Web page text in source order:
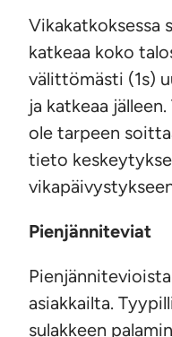
Vikakatkoksessa
katkeaa koko
välittömästi (1s)
ja katkeaa
ole tarpeen
tieto
Pienjänniteviat
asiakkailta.
sulakkeen